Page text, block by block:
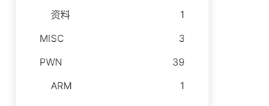
资料
1
MISC
3
PWN
39
ARM
1